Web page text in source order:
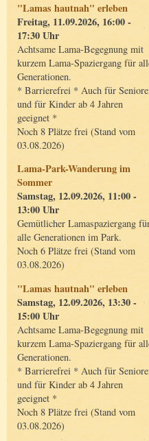
"Lamas hautnah" erleben
Freitag, 11.09.2026, 16:00 -
17:30 Uhr
Achtsame Lama-Begegnung mit
kurzem Lama-Spaziergang für
Generationen.
* Barrierefrei * Auch für
und für Kinder ab 4 Jahren
geeignet *
Noch 8 Plätze frei (Stand vom
03.08.2026)
Lama-Park-Wanderung im
Sommer
Samstag, 12.09.2026, 11:00 -
13:00 Uhr
Gemütlicher Lamaspaziergang
alle Generationen im Park.
Noch 6 Plätze frei (Stand vom
03.08.2026)
"Lamas hautnah" erleben
Samstag, 12.09.2026, 13:30 -
15:00 Uhr
Achtsame Lama-Begegnung mit
kurzem Lama-Spaziergang für
Generationen.
* Barrierefrei * Auch für
und für Kinder ab 4 Jahren
geeignet *
Noch 8 Plätze frei (Stand vom
03.08.2026)